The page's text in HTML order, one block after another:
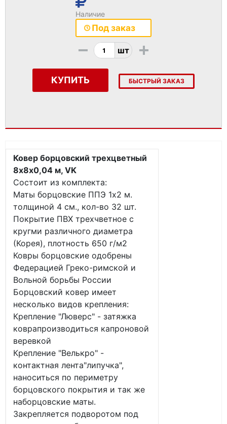
Наличие
Под заказ
- шт +
КУПИТЬ БЫСТРЫЙ ЗАКАЗ
Ковер борцовский трехцветный
8х8х0,04 м, VK
Состоит из комплекта:
Маты борцовские ППЭ 1х2 м.
толщиной 4 см., кол-во 32 шт.
Покрытие ПВХ трехчветное с
кругми различного диаметра
(Корея), плотность 650 г/м2
Ковры борцовские одобрены
Федерацией Греко-римской и
Вольной борьбы России
Борцовский ковер имеет
несколько видов крепления:
Крепление "Люверс" - затяжка
коврапроизводиться капроновой
веревкой
Крепление "Велькро" -
контактная лента"липучка",
наноситься по периметру
борцовского покрытия и так же
наборцовские маты.
Закрепляется подворотом под